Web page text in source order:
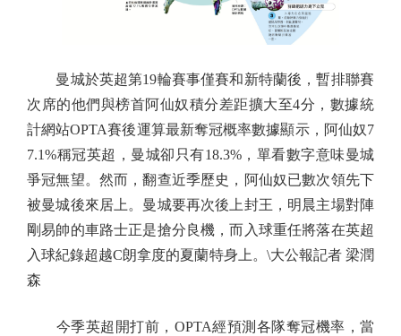
曼城於英超第19輪賽事僅賽和新特蘭後，暫排聯賽
次席的他們與榜首阿仙奴積分差距擴大至4分，數據統
計網站OPTA賽後運算最新奪冠概率數據顯示，阿仙奴7
7.1%稱冠英超，曼城卻只有18.3%，單看數字意味曼城
爭冠無望。然而，翻查近季歷史，阿仙奴已數次領先下
被曼城後來居上。曼城要再次後上封王，明晨主場對陣
剛易帥的車路士正是搶分良機，而入球重任將落在英超
入球紀錄超越C朗拿度的夏蘭特身上。\大公報記者 梁潤
森
今季英超開打前，OPTA經預測各隊奪冠機率，當